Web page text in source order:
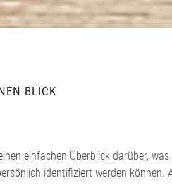
BLICK
einfachen Überblick darüber,
identifiziert werden